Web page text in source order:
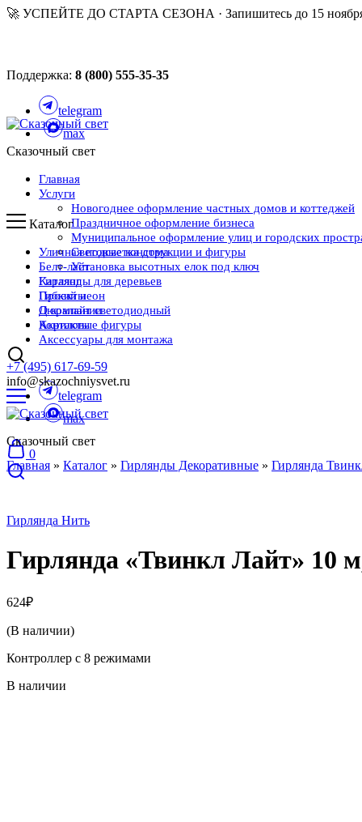
🚀 УСПЕЙТЕ ДО СТАРТА СЕЗОНА · Запишитесь до 15 ноября
Поддержка: 8 (800) 555-35-35
telegram
max
Сказочный свет
Главная
Услуги
Новогоднее оформление частных домов и коттеджей
Праздничное оформление бизнеса
Муниципальное оформление улиц и городских
Световые конструкции и фигуры
Установка высотных елок под ключ
Каталог
Проекты
О компании
Контакты
telegram
max
0
Каталог
Уличная подсветка дома
Белт-лайт
Гирлянды для деревьев
Гибкий неон
Дюралайт светодиодный
Акриловые фигуры
Аксессуары для монтажа
+7 (495) 617-69-59
info@skazochniysvet.ru
Сказочный свет
Главная » Каталог » Гирлянды Декоративные » Гирлянда
Гирлянда Нить
Гирлянда «Твинкл Лайт» 10
624₽
(В наличии)
Контроллер с 8 режимами
В наличии